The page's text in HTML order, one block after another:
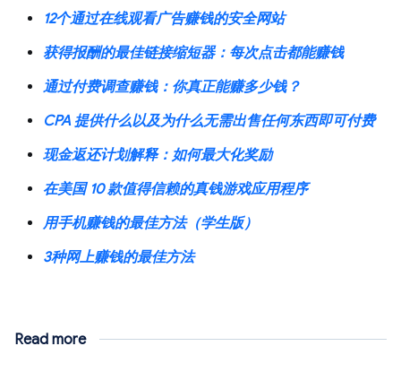
12个通过在线观看广告赚钱的安全网站
获得报酬的最佳链接缩短器：每次点击都能赚钱
通过付费调查赚钱：你真正能赚多少钱？
CPA 提供什么以及为什么无需出售任何东西即可付费
现金返还计划解释：如何最大化奖励
在美国 10 款值得信赖的真钱游戏应用程序
用手机赚钱的最佳方法（学生版）
3种网上赚钱的最佳方法
Read more